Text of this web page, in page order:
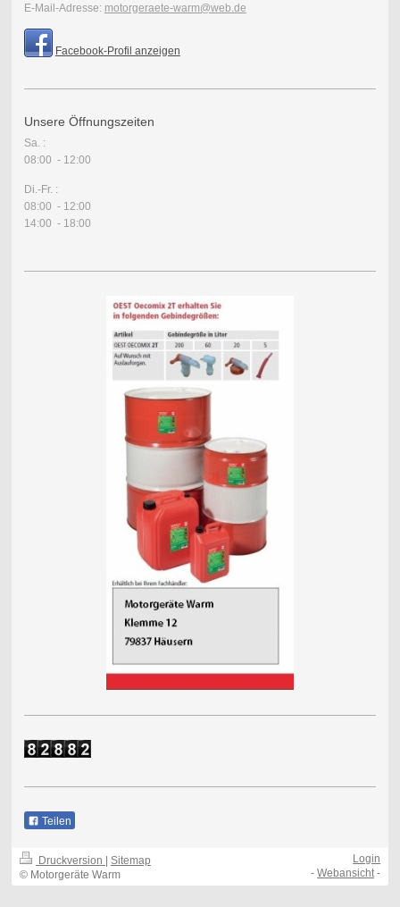
E-Mail-Adresse: motorgeraete-warm@web.de
Facebook-Profil anzeigen
Unsere Öffnungszeiten
Sa. :
08:00 - 12:00
Di.-Fr. :
08:00 - 12:00
14:00 - 18:00
Teilen
Druckversion
Sitemap
© Motorgeräte Warm
Login
-Webansicht-